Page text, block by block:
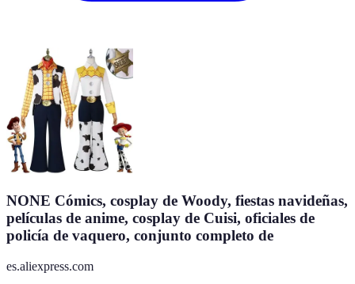
NONE Cómics, cosplay de Woody, fiestas navideñas,
películas de anime, cosplay de Cuisi, oficiales de
policía de vaquero, conjunto completo de
es.aliexpress.com